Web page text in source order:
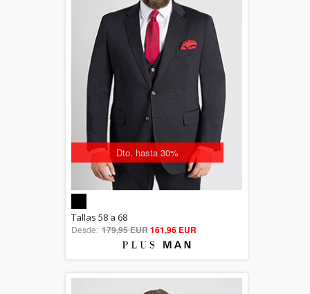
Dto. hasta 30%
out of 5
Tallas 58 a 68
Desde: 179,95 EUR161,96 EUR